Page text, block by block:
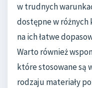
w trudnych
dostępne w różnych
na ich łatwe
Warto również
które stosowane są
rodzaju materiały